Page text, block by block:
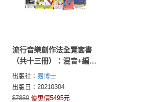
流行音樂創作法全覽套書
（共十三冊）：混音+編曲
+作曲+ 金曲裏技+作詞+樂
理+重配和聲編曲法+合成
器音樂創作法+PRO混音法
出版社： 易博士
出版日：20210304
$7850 優惠價5495元